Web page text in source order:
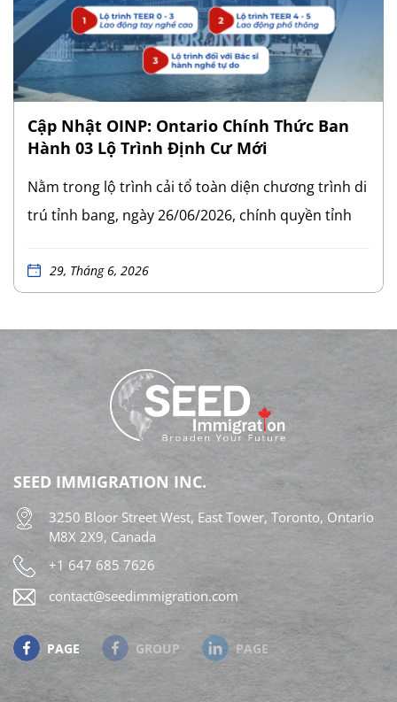
Cập Nhật OINP: Ontario Chính Thức Ban
Hành 03 Lộ Trình Định Cư Mới
Nằm trong lộ trình cải tổ toàn diện chương trình di
trú tỉnh bang, ngày 26/06/2026, chính quyền tỉnh
mới. Thay đổi cốt lõi trong đợt cải tổ này là việc
động Ontario (Ontario Workforce Priority Stream)
thuộc Chương trình Đề cử Tỉnh bang Ontario
(OINP). Quy định mới cập nhật 03 lộ trình định cư
mới của Ontario dành cho nhiều nhóm đối tượng
lao động khác nhau. Các quy định sửa đổi này đã
chính thức có hiệu lực. Tuy nhiên, các đương đơn
cần chờ hệ thống Thư bày tỏ nguyện vọng
(Expression of Interest – EOI) mở cửa trở lại, dự
kiến vào cuối mùa hè năm nay, để bắt đầu nộp hồ
sơ. Chi […]
29, Tháng 6, 2026
SEED IMMIGRATION INC.
3250 Bloor Street West, East Tower, Toronto, Ontario
M8X 2X9, Canada
+1 647 685 7626
contact@seedimmigration.com
PAGE GROUP PAGE